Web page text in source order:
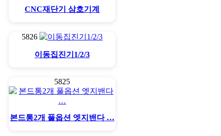
CNC재단기 삼호기계
5826
이동집진기1/2/3
5825
본드통2개 풀옵션 엣지밴다 …